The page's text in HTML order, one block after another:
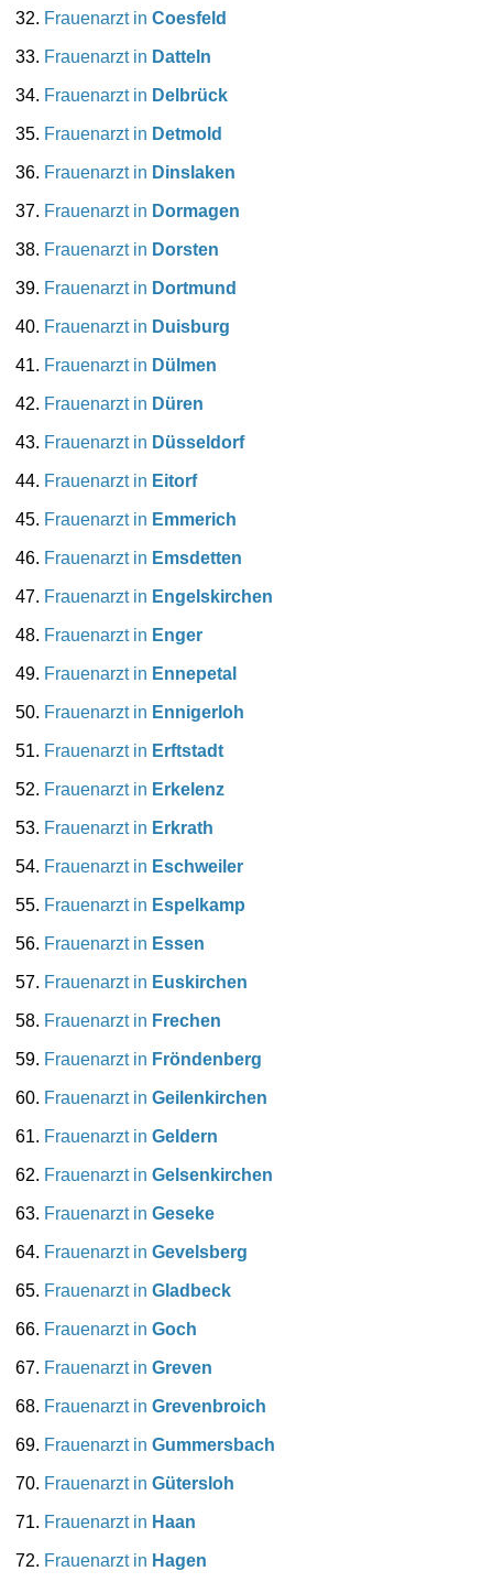
Frauenarzt in Coesfeld
Frauenarzt in Datteln
Frauenarzt in Delbrück
Frauenarzt in Detmold
Frauenarzt in Dinslaken
Frauenarzt in Dormagen
Frauenarzt in Dorsten
Frauenarzt in Dortmund
Frauenarzt in Duisburg
Frauenarzt in Dülmen
Frauenarzt in Düren
Frauenarzt in Düsseldorf
Frauenarzt in Eitorf
Frauenarzt in Emmerich
Frauenarzt in Emsdetten
Frauenarzt in Engelskirchen
Frauenarzt in Enger
Frauenarzt in Ennepetal
Frauenarzt in Ennigerloh
Frauenarzt in Erftstadt
Frauenarzt in Erkelenz
Frauenarzt in Erkrath
Frauenarzt in Eschweiler
Frauenarzt in Espelkamp
Frauenarzt in Essen
Frauenarzt in Euskirchen
Frauenarzt in Frechen
Frauenarzt in Fröndenberg
Frauenarzt in Geilenkirchen
Frauenarzt in Geldern
Frauenarzt in Gelsenkirchen
Frauenarzt in Geseke
Frauenarzt in Gevelsberg
Frauenarzt in Gladbeck
Frauenarzt in Goch
Frauenarzt in Greven
Frauenarzt in Grevenbroich
Frauenarzt in Gummersbach
Frauenarzt in Gütersloh
Frauenarzt in Haan
Frauenarzt in Hagen